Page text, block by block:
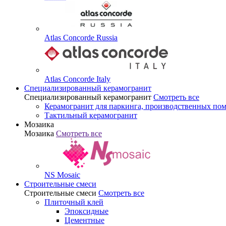
Atlas Concorde Russia
Atlas Concorde Italy
Специализированный керамогранит
Специализированный керамогранит Смотреть все
Керамогранит для паркинга, производственных
Тактильный керамогранит
Мозаика
Мозаика Смотреть все
NS Mosaic
Строительные смеси
Строительные смеси Смотреть все
Плиточный клей
Эпоксидные
Цементные